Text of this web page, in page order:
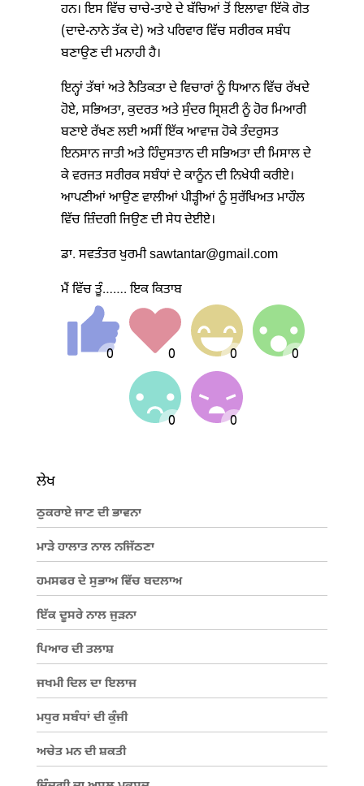
ਹਨ। ਇਸ ਵਿੱਚ ਚਾਚੇ-ਤਾਏ ਦੇ ਬੱਚਿਆਂ ਤੋਂ ਇਲਾਵਾ ਇੱਕੋ ਗੋਤ
(ਦਾਦੇ-ਨਾਨੇ ਤੱਕ ਦੇ) ਅਤੇ ਪਰਿਵਾਰ ਵਿੱਚ ਸਰੀਰਕ ਸਬੰਧ
ਬਣਾਉਣ ਦੀ ਮਨਾਹੀ ਹੈ।
ਇਨ੍ਹਾਂ ਤੱਥਾਂ ਅਤੇ ਨੈਤਿਕਤਾ ਦੇ ਵਿਚਾਰਾਂ ਨੂੰ ਧਿਆਨ ਵਿੱਚ ਰੱਖਦੇ
ਹੋਏ, ਸਭਿਅਤਾ, ਕੁਦਰਤ ਅਤੇ ਸੁੰਦਰ ਸ੍ਰਿਸ਼ਟੀ ਨੂੰ ਹੋਰ ਮਿਆਰੀ
ਬਣਾਏ ਰੱਖਣ ਲਈ ਅਸੀਂ ਇੱਕ ਆਵਾਜ਼ ਹੋਕੇ ਤੰਦਰੁਸਤ
ਇਨਸਾਨ ਜਾਤੀ ਅਤੇ ਹਿੰਦੁਸਤਾਨ ਦੀ ਸਭਿਅਤਾ ਦੀ ਮਿਸਾਲ ਦੇ
ਕੇ ਵਰਜਤ ਸਰੀਰਕ ਸਬੰਧਾਂ ਦੇ ਕਾਨੂੰਨ ਦੀ ਨਿਖੇਧੀ ਕਰੀਏ।
ਆਪਣੀਆਂ ਆਉਣ ਵਾਲੀਆਂ ਪੀੜ੍ਹੀਆਂ ਨੂੰ ਸੁਰੱਖਿਅਤ ਮਾਹੌਲ
ਵਿੱਚ ਜ਼ਿੰਦਗੀ ਜਿਉਣ ਦੀ ਸੇਧ ਦੇਈਏ।
ਡਾ. ਸਵਤੰਤਰ ਖੁਰਮੀ sawtantar@gmail.com
ਮੈਂ ਵਿੱਚ ਤੂੰ……. ਇਕ ਕਿਤਾਬ
ਲੇਖ
ਠੁਕਰਾਏ ਜਾਣ ਦੀ ਭਾਵਨਾ
ਮਾੜੇ ਹਾਲਾਤ ਨਾਲ ਨਜਿੱਠਣਾ
ਹਮਸਫਰ ਦੇ ਸੁਭਾਅ ਵਿੱਚ ਬਦਲਾਅ
ਇੱਕ ਦੂਸਰੇ ਨਾਲ ਜੁੜਨਾ
ਪਿਆਰ ਦੀ ਤਲਾਸ਼
ਜਖਮੀ ਦਿਲ ਦਾ ਇਲਾਜ
ਮਧੁਰ ਸਬੰਧਾਂ ਦੀ ਕੁੰਜੀ
ਅਚੇਤ ਮਨ ਦੀ ਸ਼ਕਤੀ